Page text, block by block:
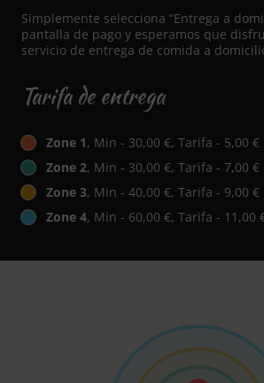
Simplemente selecciona “Entrega a
pantalla de pago y esperamos que
servicio de entrega de comida a
Tarifa de entrega
Zone 1, Min - 30,00 €, Tarifa - 5,00 €
Zone 2, Min - 30,00 €, Tarifa - 7,00 €
Zone 3, Min - 40,00 €, Tarifa - 9,00 €
Zone 4, Min - 60,00 €, Tarifa - 11,00